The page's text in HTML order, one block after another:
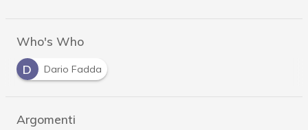
Who's Who
D
Dario Fadda
Argomenti